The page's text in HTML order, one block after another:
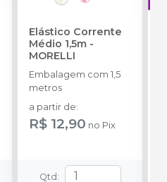
Elástico Corrente
Médio 1,5m-
MORELLI
Embalagem com 1,5
metros
a partir de:
R$ 12,90 no Pix
Qtd :